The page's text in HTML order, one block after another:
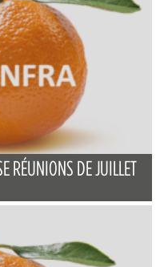
RÉUNIONS DE JUILLET